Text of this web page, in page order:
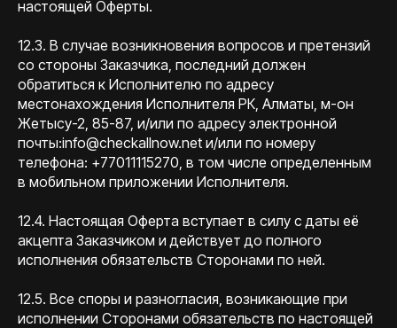
настоящей Оферты.
12.3. В случае возникновения вопросов и претензий
со стороны Заказчика, последний должен
обратиться к Исполнителю по адресу
местонахождения Исполнителя РК, Алматы, м-он
Жетысу-2, 85-87, и/или по адресу электронной
почты:info@checkallnow.net и/или по номеру
телефона: +77011115270, в том числе определенным
в мобильном приложении Исполнителя.
12.4. Настоящая Оферта вступает в силу с даты её
акцепта Заказчиком и действует до полного
исполнения обязательств Сторонами по ней.
12.5. Все споры и разногласия, возникающие при
исполнении Сторонами обязательств по настоящей